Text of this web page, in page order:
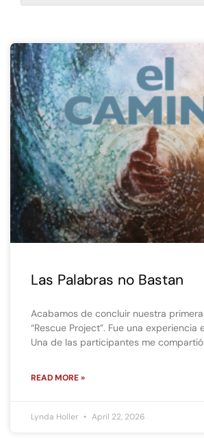
Las Palabras no Bastan
Acabamos de concluir nuestra
“Rescue Project”. Fue una experiencia
Una de las participantes me
READ MORE »
Lynda Holler April 22, 2026